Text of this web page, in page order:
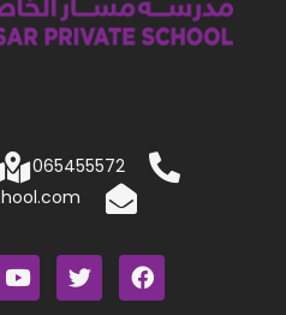
065455572